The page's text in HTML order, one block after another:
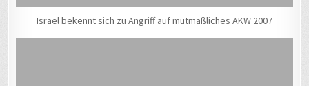
Israel bekennt sich zu Angriff auf mutmaßliches AKW 2007